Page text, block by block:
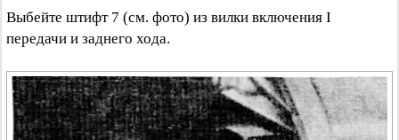
Выбейте штифт 7 (см. фото) из вилки включения I
передачи и заднего хода.